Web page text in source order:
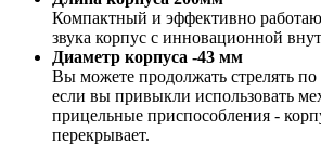
Компактный и эффективно
звука корпус с инновационной
Диаметр корпуса -43 мм
Вы можете продолжать стрелять
если вы привыкли использовать
прицельные приспособления -
перекрывает.